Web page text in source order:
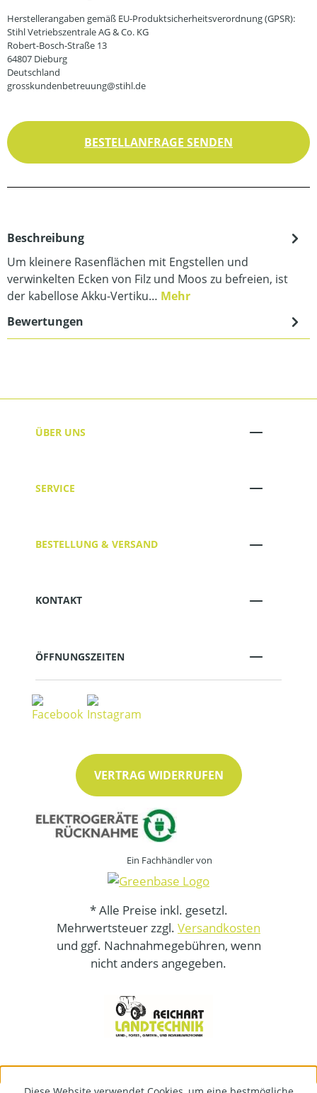
Herstellerangaben gemäß EU-Produktsicherheitsverordnung (GPSR):
Stihl Vetriebszentrale AG & Co. KG
Robert-Bosch-Straße 13
64807 Dieburg
Deutschland
grosskundenbetreuung@stihl.de
BESTELLANFRAGE SENDEN
Beschreibung
Um kleinere Rasenflächen mit Engstellen und
verwinkelten Ecken von Filz und Moos zu befreien, ist
der kabellose Akku-Vertiku… Mehr
Bewertungen
ÜBER UNS
SERVICE
BESTELLUNG & VERSAND
KONTAKT
ÖFFNUNGSZEITEN
VERTRAG WIDERRUFEN
Ein Fachhändler von
* Alle Preise inkl. gesetzl.
Mehrwertsteuer zzgl. Versandkosten
und ggf. Nachnahmegebühren, wenn
nicht anders angegeben.